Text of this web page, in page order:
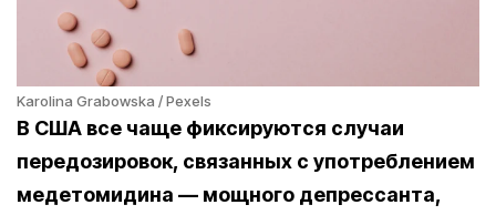
Karolina Grabowska / Pexels
В США все чаще фиксируются случаи
передозировок, связанных с употреблением
медетомидина — мощного депрессанта,